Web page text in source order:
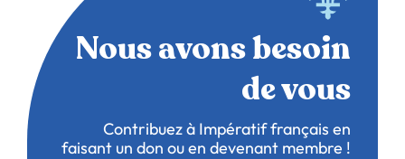
Nous avons besoin
de vous
Contribuez à Impératif français en
faisant un don ou en devenant membre !